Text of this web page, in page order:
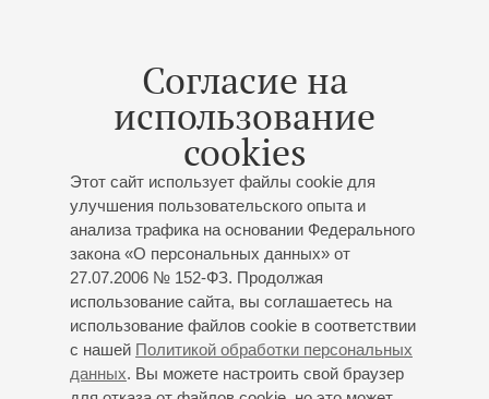
Согласие на
использование
cookies
Этот сайт использует файлы cookie для
улучшения пользовательского опыта и
анализа трафика на основании Федерального
закона «О персональных данных» от
27.07.2006 № 152-ФЗ. Продолжая
использование сайта, вы соглашаетесь на
использование файлов cookie в соответствии
с нашей Политикой обработки персональных
данных. Вы можете настроить свой браузер
Международное признание пришло к Юлиану в 1988 году
«Евровидения», проводимого Европейским вещательным
союзом, где юный скрипач удостоился премии «Молодой
музыкант года». Дебютировав в программе под
управлением Рикардо Мути, он стал самым молодым
солистом, когда-либо выступавшим с оркестром Венской
филармонии. По рекомендации Мариса Янсонса Юлиан
Рахлин также начал заниматься и дирижированием.
Дискография Рахлина включает записи для Sony
Classical, Warner Classics и Deutsche Grammophon.